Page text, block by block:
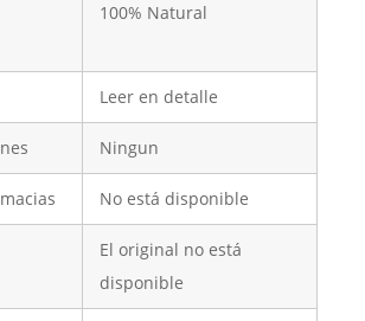
100% Natural
Leer en detalle
Ningun
No está disponible
El original no está
disponible